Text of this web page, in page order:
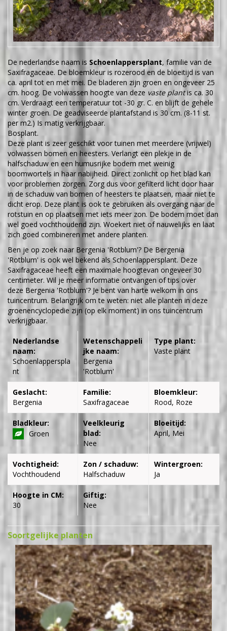
De nederlandse naam is Schoenlappersplant, familie van de
Saxifragaceae. De bloemkleur is rozerood en de bloeitijd is van
ca. april tot en met mei. De bladeren zijn groen en ongeveer 25
cm. hoog. De volwassen hoogte van deze vaste plantis ca. 30
cm. Verdraagt een temperatuur tot -30 gr. C. en blijft de gehele
winter groen. De geadviseerde plantafstand is 30 cm. (8-11 st.
per m2.) Is matig verkrijgbaar.
Bosplant.
Deze plant is zeer geschikt voor tuinen met meerdere (vrijwel)
volwassen bomen en heesters. Verlangt een plekje in de
halfschaduw en een humusrijke bodem met weinig
boomwortels in haar nabijheid. Direct zonlicht op het blad kan
voor problemen zorgen. Zorg dus voor gefilterd licht door haar
in de schaduw van bomen of heesters te plaatsen, maar niet te
dicht erop. Deze plant is ook te gebruiken als overgang naar de
rotstuin en op plaatsen met iets meer zon. De bodem moet dan
wel goed vochthoudend zijn. Woekert niet of nauwelijks en laat
zich goed combineren met andere planten.
Ben je op zoek naar Bergenia 'Rotblum'? De Bergenia
'Rotblum' is ook wel bekend als Schoenlappersplant. Deze
Saxifragaceae heeft een maximale hoogtevan ongeveer 30
centimeter. Wil je meer informatie ontvangen of tips over
deze Bergenia 'Rotblum'? Je bent van harte welkom in ons
tuincentrum. Belangrijk om te weten: niet alle planten in deze
groenencyclopedie zijn (op elk moment) in ons tuincentrum
verkrijgbaar.
Nederlandse
naam:
Schoenlapperspla
nt
Wetenschappeli
jke naam:
Bergenia
'Rotblum'
Type plant:
Vaste plant
Geslacht:
Bergenia
Familie:
Saxifragaceae
Bloemkleur:
Rood, Roze
Bladkleur:
Groen
Veelkleurig
blad:
Nee
Bloeitijd:
April, Mei
Vochtigheid:
Vochthoudend
Zon / schaduw:
Halfschaduw
Wintergroen:
Ja
Hoogte in CM:
30
Giftig:
Nee
Soortgelijke planten